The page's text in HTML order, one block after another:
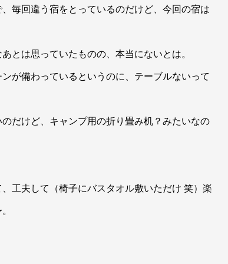
毎回違う宿をとっているのだけど、今回の宿は
とは思っていたものの、本当にないとは。
が備わっているというのに、テーブルないって
だけど、キャンプ用の折り畳み机？みたいなの
工夫して（椅子にバスタオル敷いただけ 笑）楽